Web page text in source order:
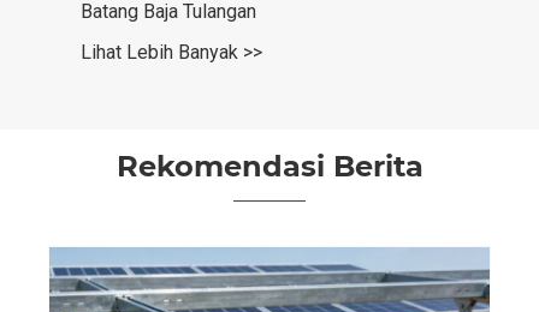
Batang Baja Tulangan
Lihat Lebih Banyak >>
Rekomendasi Berita